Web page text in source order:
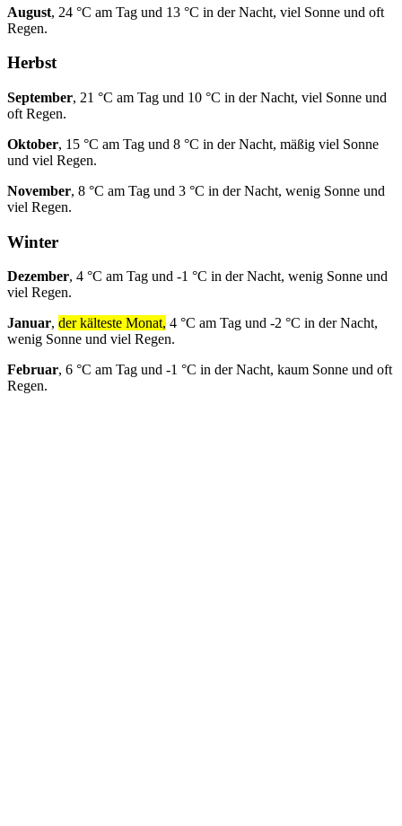
August, 24 °C am Tag und 13 °C in der Nacht, viel Sonne und oft
Regen.
Herbst
September, 21 °C am Tag und 10 °C in der Nacht, viel Sonne und
oft Regen.
Oktober, 15 °C am Tag und 8 °C in der Nacht, mäßig viel Sonne
und viel Regen.
November, 8 °C am Tag und 3 °C in der Nacht, wenig Sonne und
viel Regen.
Winter
Dezember, 4 °C am Tag und -1 °C in der Nacht, wenig Sonne und
viel Regen.
Januar, der kälteste Monat, 4 °C am Tag und -2 °C in der Nacht,
wenig Sonne und viel Regen.
Februar, 6 °C am Tag und -1 °C in der Nacht, kaum Sonne und oft
Regen.